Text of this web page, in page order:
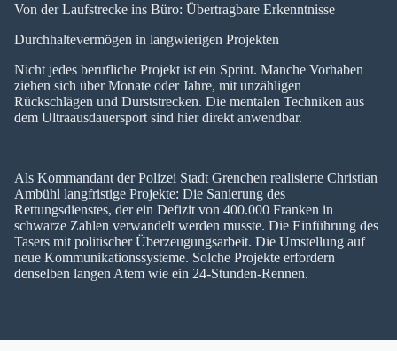
Von der Laufstrecke ins Büro: Übertragbare Erkenntnisse
Durchhaltevermögen in langwierigen Projekten
Nicht jedes berufliche Projekt ist ein Sprint. Manche Vorhaben
ziehen sich über Monate oder Jahre, mit unzähligen
Rückschlägen und Durststrecken. Die mentalen Techniken aus
dem Ultraausdauersport sind hier direkt anwendbar.
Als Kommandant der Polizei Stadt Grenchen realisierte Christian
Ambühl langfristige Projekte: Die Sanierung des
Rettungsdienstes, der ein Defizit von 400.000 Franken in
schwarze Zahlen verwandelt werden musste. Die Einführung des
Tasers mit politischer Überzeugungsarbeit. Die Umstellung auf
neue Kommunikationssysteme. Solche Projekte erfordern
denselben langen Atem wie ein 24-Stunden-Rennen.